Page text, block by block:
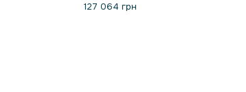
127 064 грн